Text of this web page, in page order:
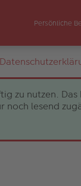
Persönliche
zu nutzen.
lesend